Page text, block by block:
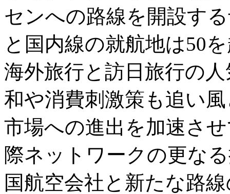
センへの路線を開設す
と国内線の就航地は50
海外旅行と訪日旅行の
和や消費刺激策も追い
市場への進出を加速さ
際ネットワークの更な
国航空会社と新たな路